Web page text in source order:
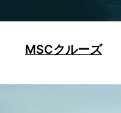
MSCクルーズ